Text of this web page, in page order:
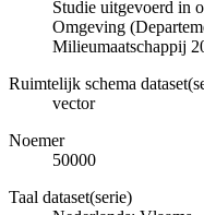
Studie uitgevoerd in
Omgeving
Milieumaatschappij
Ruimtelijk schema
vector
Noemer
50000
Taal dataset(serie)